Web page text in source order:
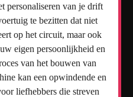
personaliseren van je drift
te bezitten dat niet
op het circuit, maar ook
eigen persoonlijkheid en
van het bouwen van
kan een opwindende en
liefhebbers die streven